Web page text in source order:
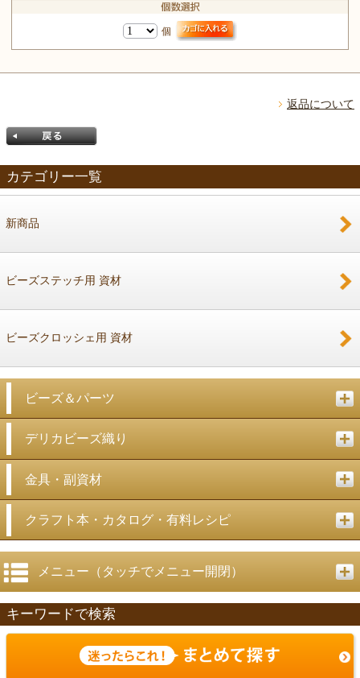
個
返品について
カテゴリー一覧
新商品
ビーズステッチ用 資材
ビーズクロッシェ用 資材
ビーズ＆パーツ
デリカビーズ織り
金具・副資材
クラフト本・カタログ・有料レシピ
メニュー（タッチでメニュー開閉）
キーワードで検索